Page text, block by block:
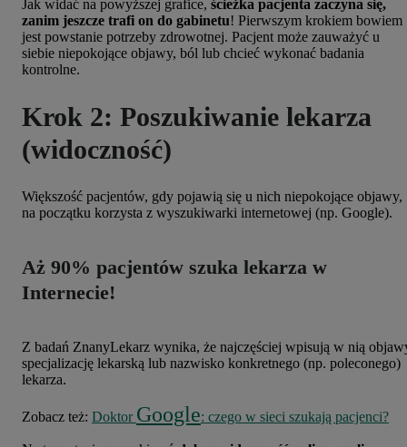
Jak widać na powyższej grafice, ścieżka pacjenta zaczyna się,
zanim jeszcze trafi on do gabinetu! Pierwszym krokiem bowiem
jest powstanie potrzeby zdrowotnej. Pacjent może zauważyć u
siebie niepokojące objawy, ból lub chcieć wykonać badania
kontrolne.
Krok 2: Poszukiwanie lekarza
(widoczność)
Większość pacjentów, gdy pojawią się u nich niepokojące objawy,
na początku korzysta z wyszukiwarki internetowej (np. Google).
Aż 90% pacjentów szuka lekarza w
Internecie!
Z badań ZnanyLekarz wynika, że najczęściej wpisują w nią
specjalizację lekarską lub nazwisko konkretnego (np. poleconego)
lekarza.
Zobacz też: Doktor Google: czego w sieci szukają pacjenci?